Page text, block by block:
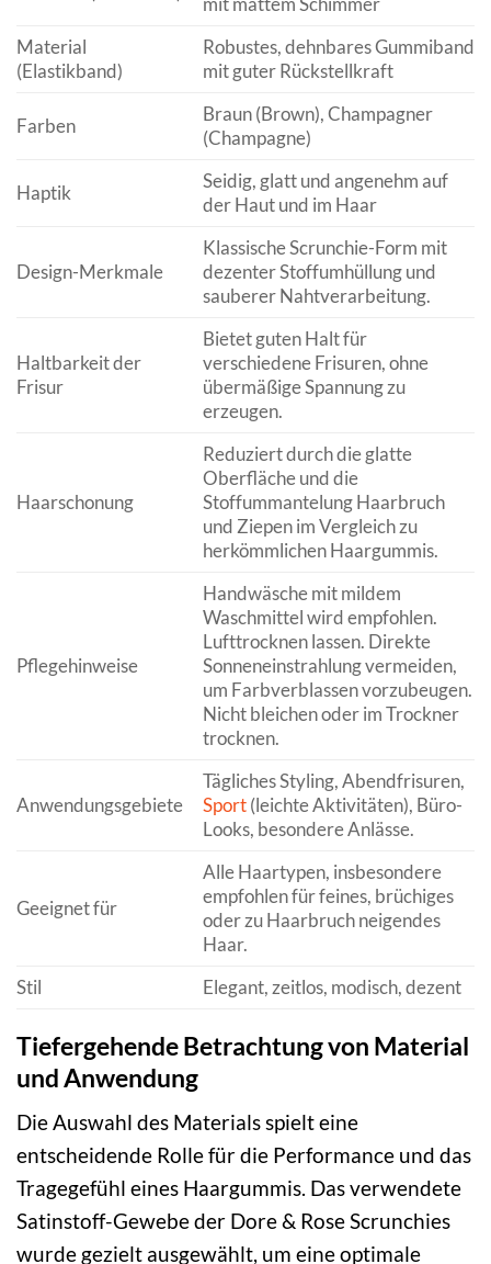
Material
(Elastikband)
Robustes, dehnbares Gummiband
mit guter Rückstellkraft
Farben
Braun (Brown), Champagner
(Champagne)
Haptik
Seidig, glatt und angenehm auf
der Haut und im Haar
Design-Merkmale
Klassische Scrunchie-Form mit
dezenter Stoffumhüllung und
sauberer Nahtverarbeitung.
Haltbarkeit der
Frisur
Bietet guten Halt für
verschiedene Frisuren, ohne
übermäßige Spannung zu
erzeugen.
Haarschonung
Reduziert durch die glatte
Oberfläche und die
Stoffummantelung Haarbruch
und Ziepen im Vergleich zu
herkömmlichen Haargummis.
Pflegehinweise
Handwäsche mit mildem
Waschmittel wird empfohlen.
Lufttrocknen lassen. Direkte
Sonneneinstrahlung vermeiden,
um Farbverblassen vorzubeugen.
Nicht bleichen oder im Trockner
trocknen.
Anwendungsgebiete
Tägliches Styling, Abendfrisuren,
Sport(leichte Aktivitäten), Büro-
Looks, besondere Anlässe.
Geeignet für
Alle Haartypen, insbesondere
empfohlen für feines, brüchiges
oder zu Haarbruch neigendes
Haar.
Stil
Elegant, zeitlos, modisch, dezent
Tiefergehende Betrachtung von Material
und Anwendung
Die Auswahl des Materials spielt eine
entscheidende Rolle für die Performance und das
Tragegefühl eines Haargummis. Das verwendete
Satinstoff-Gewebe der Dore & Rose Scrunchies
wurde gezielt ausgewählt, um eine optimale